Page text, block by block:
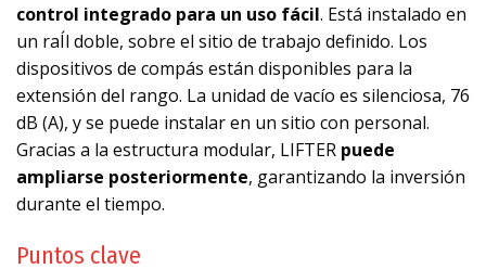
control integrado para un uso fácil. Está instalado en
un raÍl doble, sobre el sitio de trabajo definido. Los
dispositivos de compás están disponibles para la
extensión del rango. La unidad de vacío es silenciosa, 76
dB (A), y se puede instalar en un sitio con personal.
Gracias a la estructura modular, LIFTER puede
ampliarse posteriormente, garantizando la inversión
durante el tiempo.
Puntos clave